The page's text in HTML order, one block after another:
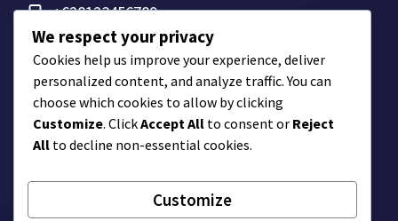
+628123456789
We respect your privacy
Cookies help us improve your experience, deliver
personalized content, and analyze traffic. You can
choose which cookies to allow by clicking
Customize. ClickAccept All to consent or Reject
All to decline non-essential cookies.
Customize